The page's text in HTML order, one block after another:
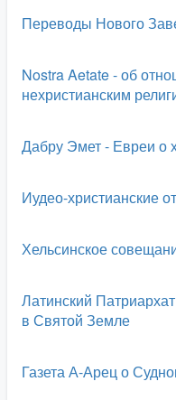
Переводы Нового
Nostra Aetate - об
нехристианским
Дабру Эмет - Евреи о
Иудео-христианские
Хельсинское
Латинский
в Святой Земле
Газета А-Арец о